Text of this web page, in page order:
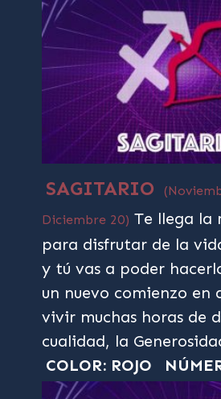
SAGITARIO
Diciembre 20) Te llega la
para disfrutar de la
y tú vas a poder
un nuevo comienzo en
vivir muchas horas de
cualidad, la
COLOR: ROJO